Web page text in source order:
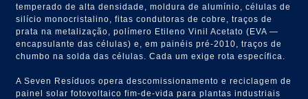
temperado de alta densidade, moldura de alumínio, células de
silício monocristalino, fitas condutoras de cobre, traços de
prata na metalização, polímero Etileno Vinil Acetato (EVA —
encapsulante das células) e, em painéis pré-2010, traços de
chumbo na solda das células. Cada um exige rota específica.
A Seven Resíduos opera descomissionamento e reciclagem de
painel solar fotovoltaico fim-de-vida para plantas industriais